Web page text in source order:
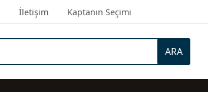
İletişim Kaptanın Seçimi
ARA